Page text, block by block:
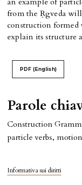
Parole
Construction
particle verbs,
Informativa sui diritti
from the Ṛgveda
construction
explain its structure
PDF (English)